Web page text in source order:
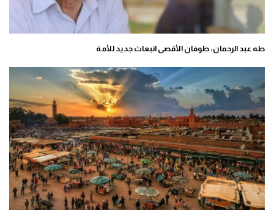
طه عبد الرحمان: طوفان الأقصى انبعاث جديد للأمة